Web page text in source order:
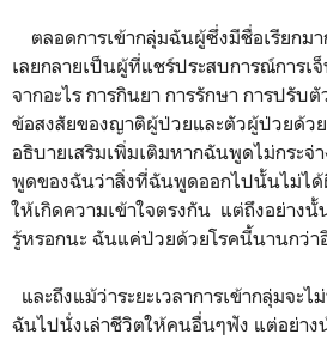
ตลอดการเข้ากลุ่มฉันผู้ซึ่งมีชื่อเรียกม
เลยกลายเป็นผู้ที่แชร์ประสบการณ์การเ
จากอะไร การกินยา การรักษา การปรับ
ข้อสงสัยของญาติผู้ป่วยและตัวผู้ป่วยด้ว
อธิบายเสริมเพิ่มเติมหากฉันพูดไม่กระจ่
พูดของฉันว่าสิ่งที่ฉันพูดออกไปนั้นไม่ได้
ให้เกิดความเข้าใจตรงกัน แต่ถึงอย่าง
รู้หรอกนะ ฉันแค่ป่วยด้วยโรคนี้นานกว่า
และถึงแม้ว่าระยะเวลาการเข้ากลุ่มจะ
ฉันไปนั่งเล่าชีวิตให้คนอื่นๆฟัง แต่อย่า